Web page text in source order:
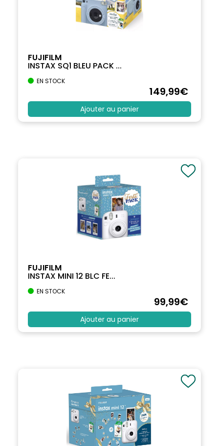
FUJIFILM
INSTAX SQ1 BLEU PACK ...
EN STOCK
149,99€
Ajouter au panier
FUJIFILM
INSTAX MINI 12 BLC FE...
EN STOCK
99,99€
Ajouter au panier